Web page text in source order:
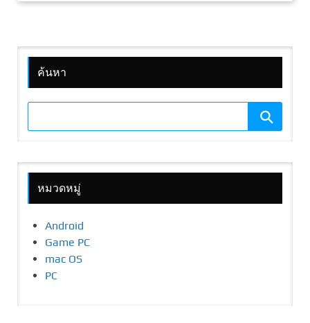
ค้นหา
หมวดหมู่
Android
Game PC
mac OS
PC